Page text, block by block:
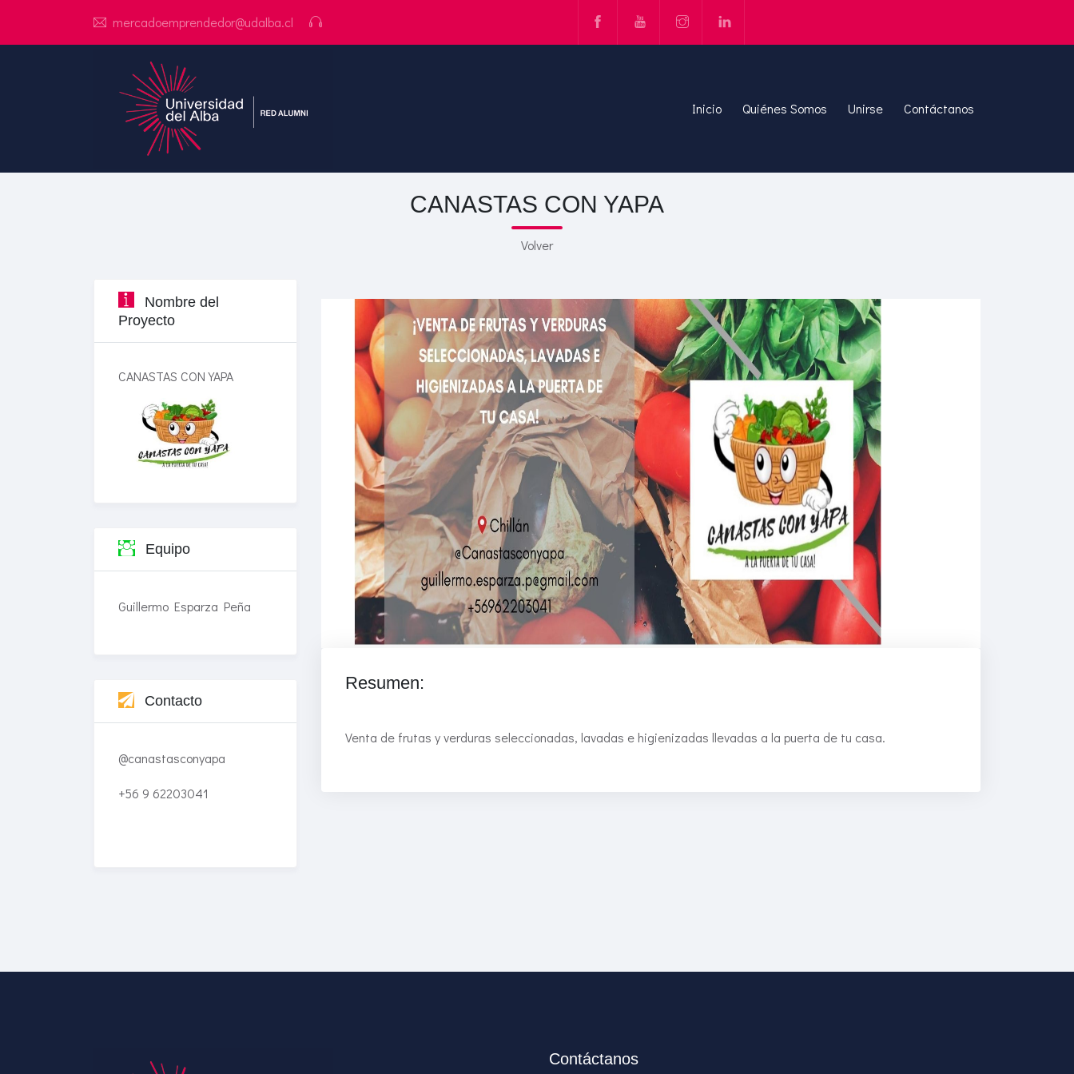
mercadoemprendedor@udalba.cl
Inicio Quiénes Somos Unirse Contáctanos
CANASTAS CON YAPA
Volver
Nombre del
Proyecto
CANASTAS CON YAPA
Equipo
Guillermo Esparza Peña
Contacto
@canastasconyapa
+56 9 62203041
Get unlimited access to 2,000
Join Now
Resumen:
Venta de frutas y verduras seleccionadas, lavadas e higienizadas llevadas a la puerta de tu casa.
Contáctanos